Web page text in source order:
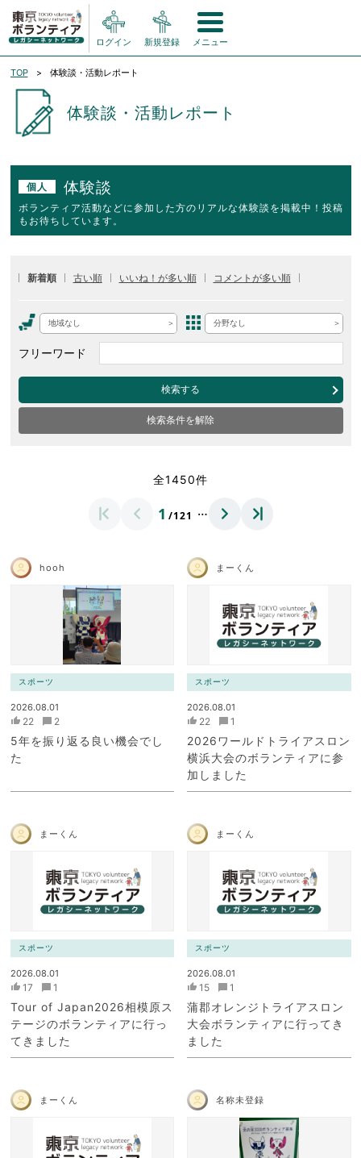
ログイン 新規登録 メニュー
TOP 体験談・活動レポート
体験談・活動レポート
個人 体験談
ボランティア活動などに参加した方のリアルな体験談を掲載中！投稿
もお待ちしています。
新着順 古い順 いいね！が多い順 コメントが多い順
地域なし 分野なし
フリーワード
検索する
検索条件を解除
全1450件
1 /121 …
hooh
スポーツ
2026.08.01
22 2
5年を振り返る良い機会でし
た
まーくん
スポーツ
2026.08.01
22 1
2026ワールドトライアスロン
横浜大会のボランティアに参
加しました
まーくん
スポーツ
2026.08.01
17 1
Tour of Japan2026相模原ス
テージのボランティアに行っ
てきました
まーくん
スポーツ
2026.08.01
15 1
蒲郡オレンジトライアスロン
大会ボランティアに行ってき
ました
まーくん 名称未登録